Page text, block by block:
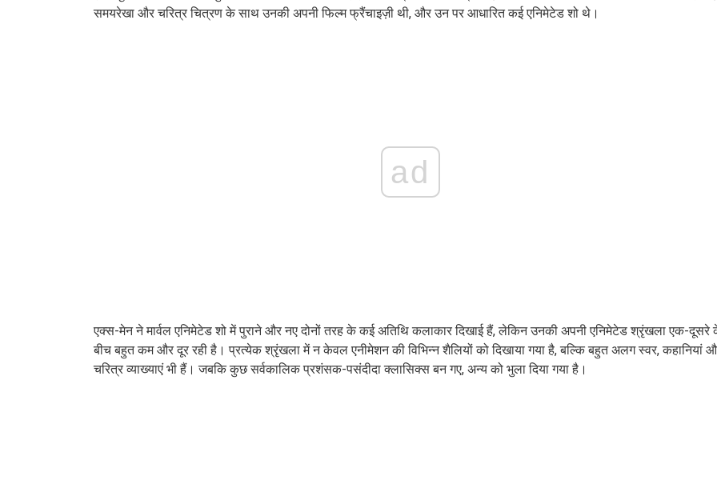
समयरेखा और चरित्र चित्रण के साथ उनकी अपनी फिल्म फ्रैंचाइज़ी थी, और उन पर आधारित कई एनिमेटेड शो थे।
ad
एक्स-मेन ने मार्वल एनिमेटेड शो में पुराने और नए दोनों तरह के कई अतिथि कलाकार दिखाई हैं, लेकिन उनकी अपनी एनिमेटेड श्रृंखला एक-दूसरे
बीच बहुत कम और दूर रही है। प्रत्येक श्रृंखला में न केवल एनीमेशन की विभिन्न शैलियों को दिखाया गया है, बल्कि बहुत अलग स्वर, कहानियां
चरित्र व्याख्याएं भी हैं। जबकि कुछ सर्वकालिक प्रशंसक-पसंदीदा क्लासिक्स बन गए, अन्य को भुला दिया गया है।